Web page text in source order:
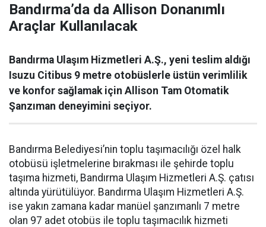
Bandırma’da da Allison Donanımlı
Araçlar Kullanılacak
Bandırma Ulaşım Hizmetleri A.Ş., yeni teslim aldığı
Isuzu Citibus 9 metre otobüslerle üstün verimlilik
ve konfor sağlamak için Allison Tam Otomatik
Şanzıman deneyimini seçiyor.
Bandırma Belediyesi’nin toplu taşımacılığı özel halk
otobüsü işletmelerine bırakması ile şehirde toplu
taşıma hizmeti, Bandırma Ulaşım Hizmetleri A.Ş. çatısı
altında yürütülüyor. Bandırma Ulaşım Hizmetleri A.Ş.
ise yakın zamana kadar manüel şanzımanlı 7 metre
olan 97 adet otobüs ile toplu taşımacılık hizmeti